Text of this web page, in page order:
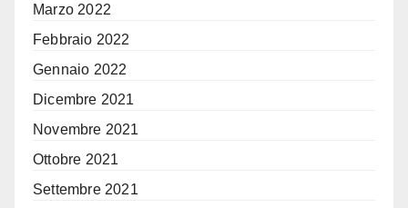
Marzo 2022
Febbraio 2022
Gennaio 2022
Dicembre 2021
Novembre 2021
Ottobre 2021
Settembre 2021